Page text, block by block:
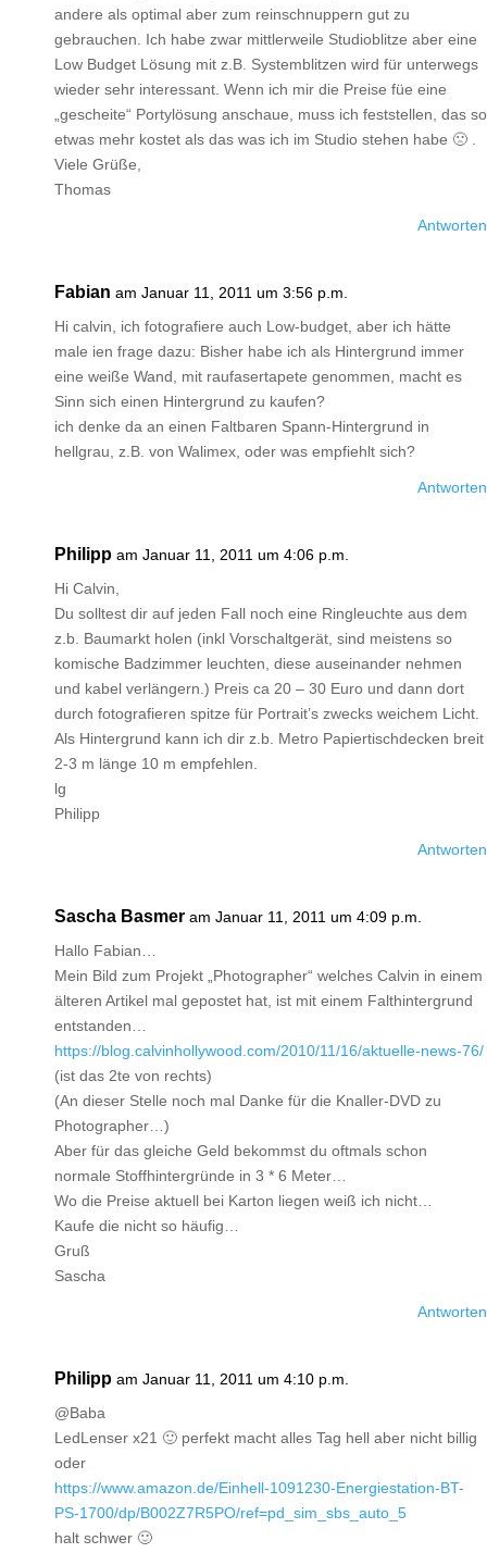
andere als optimal aber zum reinschnuppern gut zu
gebrauchen. Ich habe zwar mittlerweile Studioblitze aber eine
Low Budget Lösung mit z.B. Systemblitzen wird für unterwegs
wieder sehr interessant. Wenn ich mir die Preise füe eine
„gescheite“ Portylösung anschaue, muss ich feststellen, das so
etwas mehr kostet als das was ich im Studio stehen habe 🙁 .
Viele Grüße,
Thomas
Antworten
Fabian am Januar 11, 2011 um 3:56 p.m.
Hi calvin, ich fotografiere auch Low-budget, aber ich hätte
male ien frage dazu: Bisher habe ich als Hintergrund immer
eine weiße Wand, mit raufasertapete genommen, macht es
Sinn sich einen Hintergrund zu kaufen?
ich denke da an einen Faltbaren Spann-Hintergrund in
hellgrau, z.B. von Walimex, oder was empfiehlt sich?
Antworten
Philipp am Januar 11, 2011 um 4:06 p.m.
Hi Calvin,
Du solltest dir auf jeden Fall noch eine Ringleuchte aus dem
z.b. Baumarkt holen (inkl Vorschaltgerät, sind meistens so
komische Badzimmer leuchten, diese auseinander nehmen
und kabel verlängern.) Preis ca 20 – 30 Euro und dann dort
durch fotografieren spitze für Portrait’s zwecks weichem Licht.
Als Hintergrund kann ich dir z.b. Metro Papiertischdecken breit
2-3 m länge 10 m empfehlen.
lg
Philipp
Antworten
Sascha Basmer am Januar 11, 2011 um 4:09 p.m.
Hallo Fabian…
Mein Bild zum Projekt „Photographer“ welches Calvin in einem
älteren Artikel mal gepostet hat, ist mit einem Falthintergrund
entstanden…
https://blog.calvinhollywood.com/2010/11/16/aktuelle-news-76/
(ist das 2te von rechts)
(An dieser Stelle noch mal Danke für die Knaller-DVD zu
Photographer…)
Aber für das gleiche Geld bekommst du oftmals schon
normale Stoffhintergründe in 3 * 6 Meter…
Wo die Preise aktuell bei Karton liegen weiß ich nicht…
Kaufe die nicht so häufig…
Gruß
Sascha
Antworten
Philipp am Januar 11, 2011 um 4:10 p.m.
@Baba
LedLenser x21 🙂 perfekt macht alles Tag hell aber nicht billig
oder
https://www.amazon.de/Einhell-1091230-Energiestation-BT-
PS-1700/dp/B002Z7R5PO/ref=pd_sim_sbs_auto_5
halt schwer 🙂